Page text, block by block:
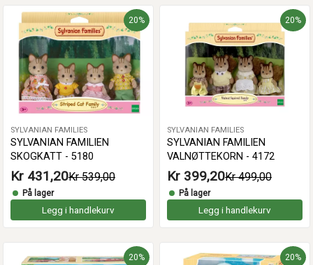
20%
SYLVANIAN FAMILIES
SYLVANIAN FAMILIEN
SKOGKATT - 5180
Kr 431,20Kr 539,00
På lager
Legg i handlekurv
20%
SYLVANIAN FAMILIES
SYLVANIAN FAMILIEN
VALNØTTEKORN - 4172
Kr 399,20Kr 499,00
På lager
Legg i handlekurv
20% 20%